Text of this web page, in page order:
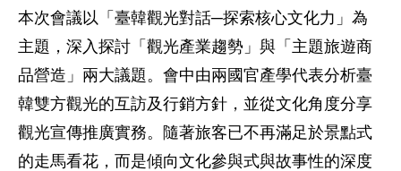
本次會議以「臺韓觀光對話─探索核心文化力」為
主題，深入探討「觀光產業趨勢」與「主題旅遊商
品營造」兩大議題。會中由兩國官產學代表分析臺
韓雙方觀光的互訪及行銷方針，並從文化角度分享
觀光宣傳推廣實務。隨著旅客已不再滿足於景點式
的走馬看花，而是傾向文化參與式與故事性的深度